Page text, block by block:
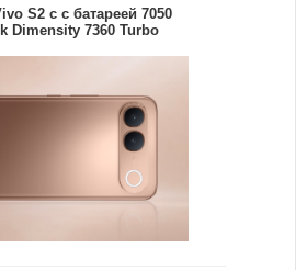
S2 с с батареей 7050
Dimensity 7360 Turbo